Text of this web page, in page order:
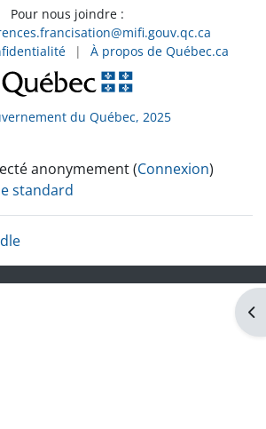
Pour nous joindre :
| À propos de Québec.ca
du Québec, 2025
anonymement (Connexion)
standard